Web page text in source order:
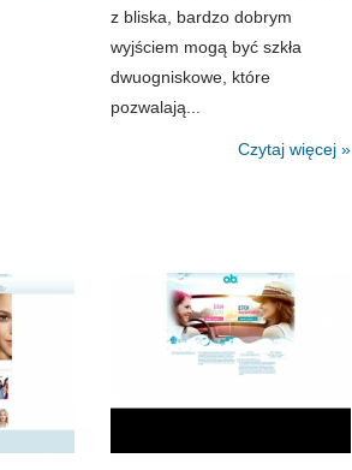
z bliska, bardzo dobrym
wyjściem mogą być szkła
dwuogniskowe, które
pozwalają...
Czytaj więcej »